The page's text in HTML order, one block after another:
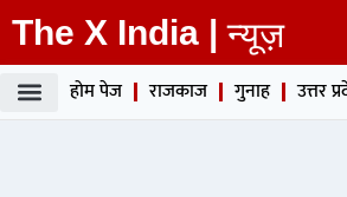
The X India | न्यूज़
होम पेज राजकाज गुनाह उत्तर